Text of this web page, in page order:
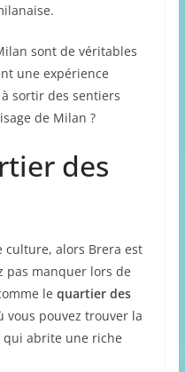
sont de véritables
une expérience
sortir des sentiers
de Milan ?
des
culture, alors Brera est
pas manquer lors de
le quartier des
vous pouvez trouver la
qui abrite une riche